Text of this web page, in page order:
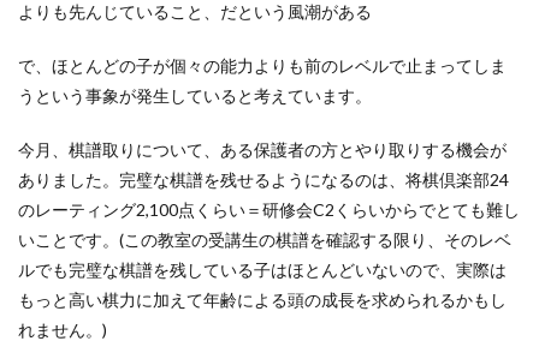
よりも先んじていること、だという風潮がある
で、ほとんどの子が個々の能力よりも前のレベルで止まってしま
うという事象が発生していると考えています。
今月、棋譜取りについて、ある保護者の方とやり取りする機会が
ありました。完璧な棋譜を残せるようになるのは、将棋倶楽部24
のレーティング2,100点くらい＝研修会C2くらいからでとても難し
いことです。(この教室の受講生の棋譜を確認する限り、そのレベ
ルでも完璧な棋譜を残している子はほとんどいないので、実際は
もっと高い棋力に加えて年齢による頭の成長を求められるかもし
れません。)